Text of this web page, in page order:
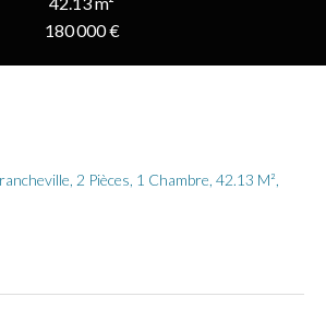
180 000 €
2 Pièces, 1 Chambre, 42.13 M²,